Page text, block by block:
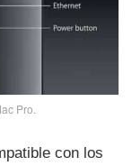
Pro.
con los